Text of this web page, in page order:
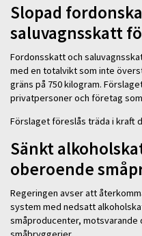
Slopad
saluvagnsskatt
Fordonsskatt och
med en totalvikt som inte
gräns på 750 kilogram.
privatpersoner och företag
Förslaget föreslås träda i kraft
Sänkt
oberoende
Regeringen avser att
system med nedsatt
småproducenter,